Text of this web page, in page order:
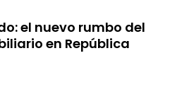
el nuevo rumbo del
en República